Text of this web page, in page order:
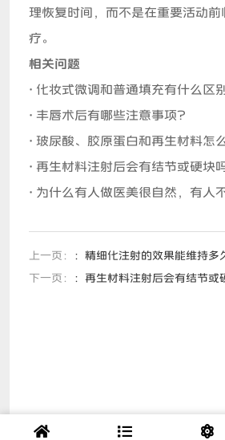
理恢复时间，而不是在重要活动前
疗。
相关问题
• 化妆式微调和普通填充有什么区
• 丰唇术后有哪些注意事项？
• 玻尿酸、胶原蛋白和再生材料怎
• 再生材料注射后会有结节或硬块
• 为什么有人做医美很自然，有人
上一页：
：精细化注射的效果能维持多久？后期需
下一页：
：再生材料注射后会有结节或硬块吗？出现硬